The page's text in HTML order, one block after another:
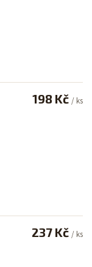
198 Kč / ks
237 Kč / ks